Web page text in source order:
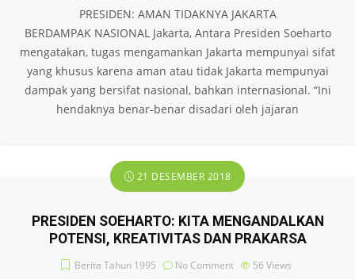
PRESIDEN: AMAN TIDAKNYA JAKARTA
BERDAMPAK NASIONAL Jakarta, Antara Presiden Soeharto
mengatakan, tugas mengamankan Jakarta mempunyai sifat
yang khusus karena aman atau tidak Jakarta mempunyai
dampak yang bersifat nasional, bahkan internasional. “Ini
hendaknya benar-benar disadari oleh jajaran
21 DESEMBER 2018
PRESIDEN SOEHARTO: KITA MENGANDALKAN
POTENSI, KREATIVITAS DAN PRAKARSA
Berita Tahun 1995 No Comment 56 Views